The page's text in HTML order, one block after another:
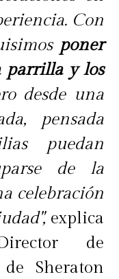
Con
poner
parrilla y los
desde una
pensada
puedan
de la
celebración
explica
de
Sheraton